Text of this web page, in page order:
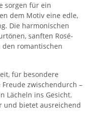
sorgen für ein
dem Motiv eine edle,
Die harmonischen
sanften Rosé-
romantischen
für besondere
zwischendurch –
Lächeln ins Gesicht.
und bietet ausreichend